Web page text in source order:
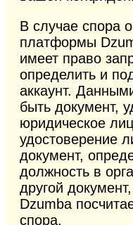
В случае спора
платформы
имеет право
определить и
аккаунт.
быть документ,
юридическое
удостоверение
документ,
должность в
другой
Dzumba
спора.